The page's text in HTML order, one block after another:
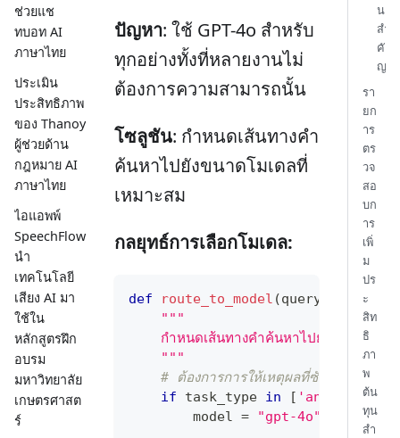
ช่วยแช
ทบอท AI
ภาษาไทย
ประเมิน
ประสิทธิภาพ
ของ Thanoy
ผู้ช่วยด้าน
กฎหมาย AI
ภาษาไทย
ไอแอพพ์
SpeechFlow
นำ
เทคโนโลยี
เสียง AI มา
ใช้ใน
หลักสูตรฝึก
อบรม
มหาวิทยาลัย
เกษตรศาสต
ร์
ปัญหา: ใช้ GPT-4o สำหรับ
ทุกอย่างทั้งที่หลายงานไม่
ต้องการความสามารถนั้น
โซลูชัน: กำหนดเส้นทางคำ
ค้นหาไปยังขนาดโมเดลที่
เหมาะสม
กลยุทธ์การเลือกโมเดล:
def route_to_model (query ,
"""
กำหนดเส้นทางคำค้นหาไปยังโมเดลที่เห
    """
# ต้องการการให้เหตุผลที่ซับซ้อน
if task_type in [ 'analysis'
        model
= "gpt-4o" # ~$5/
น
สำ
คั
ญ
รา
ยก
าร
ตร
วจ
สอ
บก
าร
เพิ่
ม
ปร
ะ
สิท
ธิ
ภา
พ
ต้น
ทุน
สำ